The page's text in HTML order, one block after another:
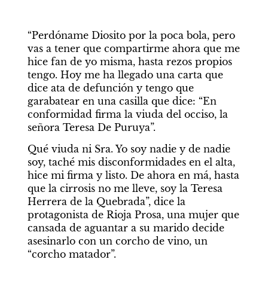
“Perdóname Diosito por la poca bola, pero
vas a tener que compartirme ahora que me
hice fan de yo misma, hasta rezos propios
tengo. Hoy me ha llegado una carta que
dice ata de defunción y tengo que
garabatear en una casilla que dice: “En
conformidad firma la viuda del occiso, la
señora Teresa De Puruya”.
Qué viuda ni Sra. Yo soy nadie y de nadie
soy, taché mis disconformidades en el alta,
hice mi firma y listo. De ahora en má, hasta
que la cirrosis no me lleve, soy la Teresa
Herrera de la Quebrada”, dice la
protagonista de Rioja Prosa, una mujer que
cansada de aguantar a su marido decide
asesinarlo con un corcho de vino, un
“corcho matador”.